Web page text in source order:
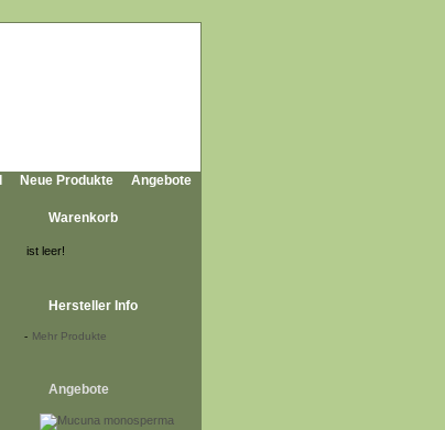
Neue Produkte Angebote
Warenkorb
ist leer!
Hersteller Info
- Mehr Produkte
Angebote